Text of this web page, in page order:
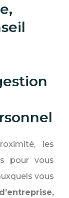
les
pour vous
vous